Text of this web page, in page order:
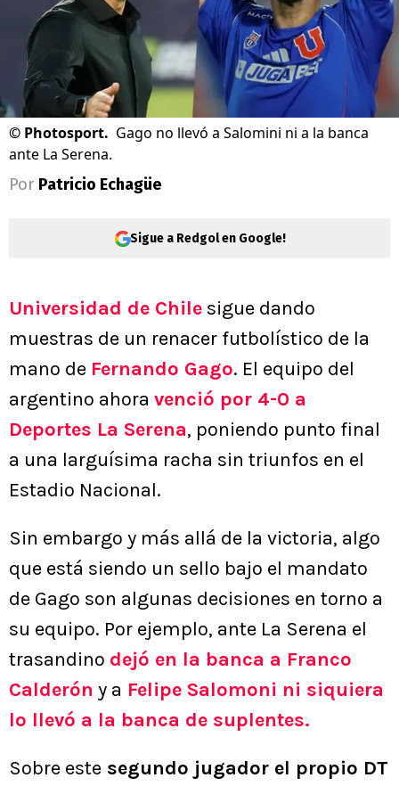
© Photosport. Gago no llevó a Salomini ni a la banca
ante La Serena.
Por Patricio Echagüe
Sigue a Redgol en Google!
Universidad de Chile sigue dando
muestras de un renacer futbolístico de la
mano de Fernando Gago. El equipo del
argentino ahora venció por 4-0 a
Deportes La Serena, poniendo punto final
a una larguísima racha sin triunfos en el
Estadio Nacional.
Sin embargo y más allá de la victoria, algo
que está siendo un sello bajo el mandato
de Gago son algunas decisiones en torno a
su equipo. Por ejemplo, ante La Serena el
trasandino dejó en la banca a Franco
Calderón y a Felipe Salomoni ni siquiera
lo llevó a la banca de suplentes.
Sobre este segundo jugador el propio DT